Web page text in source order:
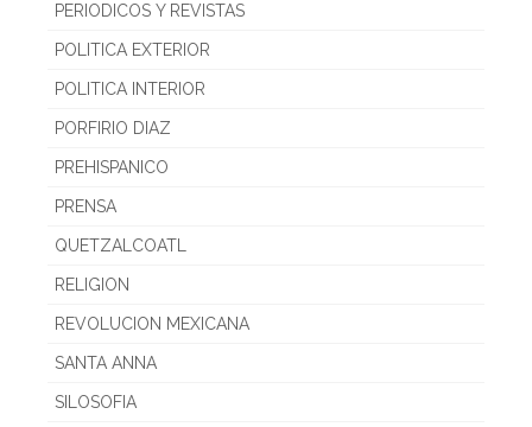
PERIODICOS Y REVISTAS
POLITICA EXTERIOR
POLITICA INTERIOR
PORFIRIO DIAZ
PREHISPANICO
PRENSA
QUETZALCOATL
RELIGION
REVOLUCION MEXICANA
SANTA ANNA
SILOSOFIA